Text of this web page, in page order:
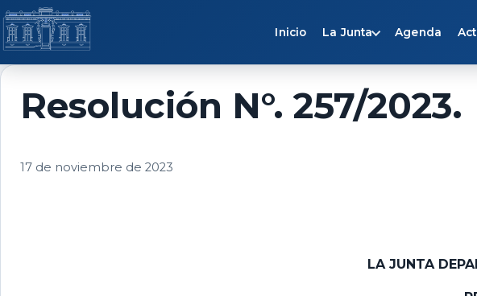
Saltar al contenido
Inicio La Junta Agenda
Resolución N°. 257/2023.
17 de noviembre de 2023
LA JUNTA